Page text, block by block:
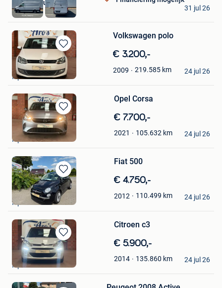
Sales Request
Ieper
31 jul 26
Bewaren
in
Mijn
Favorieten
Volkswagen polo
€ 3.200,-
2009 219.585 km
Aro’s Auto Garage
Ieper
24 jul 26
Bewaren
in
Mijn
Favorieten
Opel Corsa
€ 7.700,-
2021 105.632 km
Aro’s Auto Garage
Ieper
24 jul 26
Bewaren
in
Mijn
Favorieten
Fiat 500
€ 4.750,-
2012 110.499 km
Aro’s Auto Garage
Ieper
24 jul 26
Bewaren
in
Mijn
Favorieten
Citroen c3
€ 5.900,-
2014 135.860 km
Aro’s Auto Garage
Ieper
24 jul 26